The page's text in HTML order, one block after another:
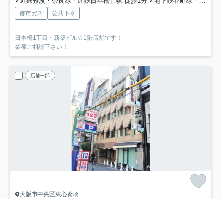
都市ガス 公共下水
日本橋1丁目・新築ビル☆1階店舗です！
業種ご相談下さい！
店舗一部
大阪市中央区東心斎橋